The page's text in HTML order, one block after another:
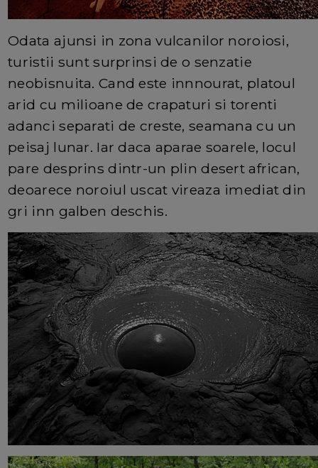
Odata ajunsi in zona vulcanilor noroiosi,
turistii sunt surprinsi de o senzatie
neobisnuita. Cand este innnourat, platoul
arid cu milioane de crapaturi si torenti
adanci separati de creste, seamana cu un
peisaj lunar. Iar daca aparae soarele, locul
pare desprins dintr-un plin desert african,
deoarece noroiul uscat vireaza imediat din
gri inn galben deschis.